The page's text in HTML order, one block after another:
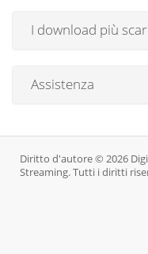
I download più
Assistenza
Diritto d'autore © 2026
Streaming. Tutti i diritti